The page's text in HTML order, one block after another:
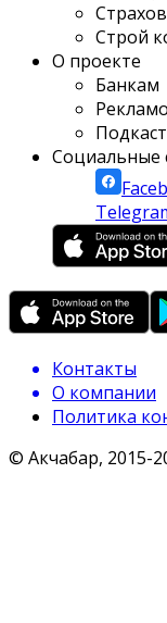
Строй
О проекте
Банкам
Социальные
Контакты
О компании
Политика
© Акчабар, 2015-